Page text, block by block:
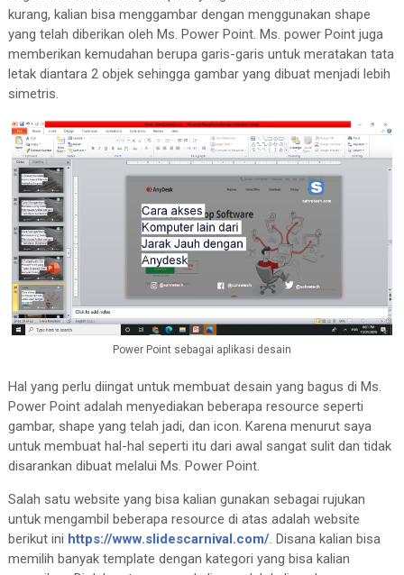
kurang, kalian bisa menggambar dengan menggunakan shape
yang telah diberikan oleh Ms. Power Point. Ms. power Point juga
memberikan kemudahan berupa garis-garis untuk meratakan tata
letak diantara 2 objek sehingga gambar yang dibuat menjadi lebih
simetris.
Power Point sebagai aplikasi desain
Hal yang perlu diingat untuk membuat desain yang bagus di Ms.
Power Point adalah menyediakan beberapa resource seperti
gambar, shape yang telah jadi, dan icon. Karena menurut saya
untuk membuat hal-hal seperti itu dari awal sangat sulit dan tidak
disarankan dibuat melalui Ms. Power Point.
Salah satu website yang bisa kalian gunakan sebagai rujukan
untuk mengambil beberapa resource di atas adalah website
berikut ini https://www.slidescarnival.com/. Disana kalian bisa
memilih banyak template dengan kategori yang bisa kalian